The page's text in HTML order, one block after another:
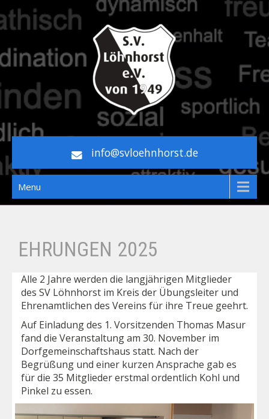
Skip
to
WILLKOMMEN BEIM SV
LÖHNHORST!
info@svloehnhorst.de
Menu
EHRUNGEN 2025
Alle 2 Jahre werden die langjährigen Mitglieder
des SV Löhnhorst im Kreis der Übungsleiter und
Ehrenamtlichen des Vereins für ihre Treue geehrt.
Auf Einladung des 1. Vorsitzenden Thomas Masur
fand die Veranstaltung am 30. November im
Dorfgemeinschaftshaus statt. Nach der
Begrüßung und einer kurzen Ansprache gab es
für die 35 Mitglieder erstmal ordentlich Kohl und
Pinkel zu essen.